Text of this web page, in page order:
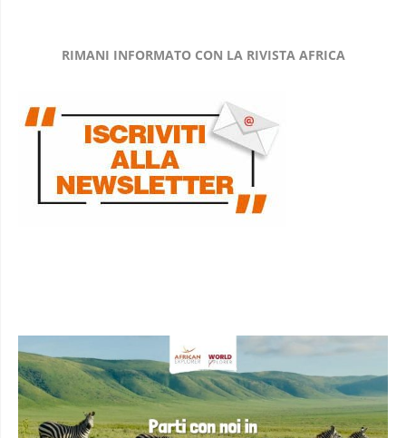
RIMANI INFORMATO CON LA RIVISTA AFRICA